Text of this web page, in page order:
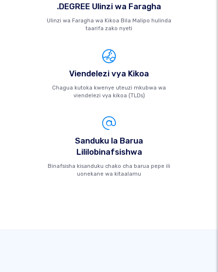
.DEGREE Ulinzi wa Faragha
Ulinzi wa Faragha wa Kikoa Bila Malipo hulinda
taarifa zako nyeti
Viendelezi vya Kikoa
Chagua kutoka kwenye uteuzi mkubwa wa
viendelezi vya kikoa (TLDs)
Sanduku la Barua
Lililobinafsishwa
Binafsisha kisanduku chako cha barua pepe ili
uonekane wa kitaalamu